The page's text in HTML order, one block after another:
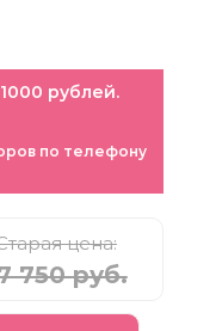
рублей.
по телефону
цена:
750 руб.